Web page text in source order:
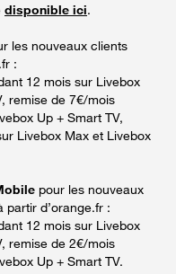
disponible ici.
les nouveaux clients
:
12 mois sur Livebox
remise de 7€/mois
Up + Smart TV,
Livebox Max et Livebox
pour les nouveaux
d’orange.fr :
12 mois sur Livebox
remise de 2€/mois
Up + Smart TV.